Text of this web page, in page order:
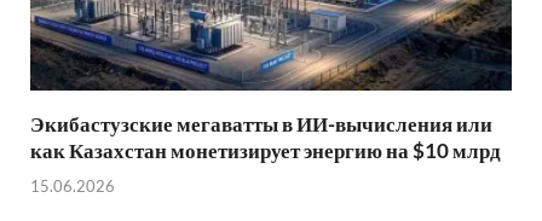
Экибастузские мегаватты в ИИ-вычисления или
как Казахстан монетизирует энергию на $10 млрд
15.06.2026